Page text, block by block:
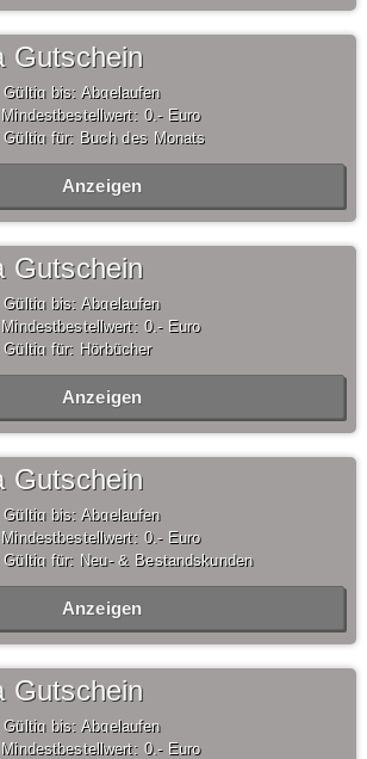
Gutschein
Gültig bis: Abgelaufen
Mindestbestellwert: 0,- Euro
Gültig für: Buch des Monats
Anzeigen
Gutschein
Gültig bis: Abgelaufen
Mindestbestellwert: 0,- Euro
Gültig für: Hörbücher
Anzeigen
Gutschein
Gültig bis: Abgelaufen
Mindestbestellwert: 0,- Euro
Gültig für: Neu- & Bestandskunden
Anzeigen
Gutschein
Gültig bis: Abgelaufen
Mindestbestellwert: 0,- Euro